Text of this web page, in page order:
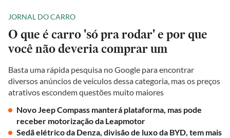
JORNAL DO CARRO
O que é carro 'só pra rodar' e por que
você não deveria comprar um
Basta uma rápida pesquisa no Google para encontrar
diversos anúncios de veículos dessa categoria, mas os preços
atrativos escondem questões muito maiores
Novo Jeep Compass manterá plataforma, mas pode
receber motorização da Leapmotor
Sedã elétrico da Denza, divisão de luxo da BYD, tem mais